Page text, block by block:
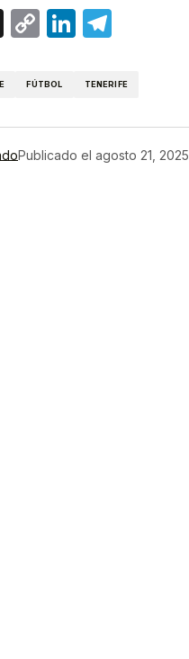
X
CopyLinkedIn
FÚTBOL TENERIFE
Publicado el agosto 21, 2025